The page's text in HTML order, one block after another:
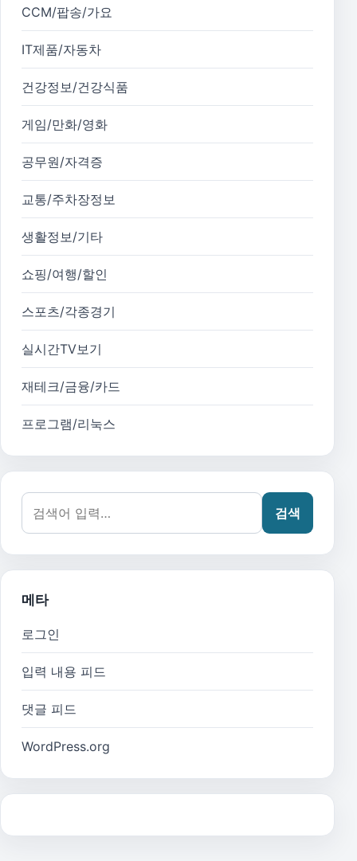
CCM/팝송/가요
IT제품/자동차
건강정보/건강식품
게임/만화/영화
공무원/자격증
교통/주차장정보
생활정보/기타
쇼핑/여행/할인
스포츠/각종경기
실시간TV보기
재테크/금융/카드
프로그램/리눅스
검색어:
검색
메타
로그인
입력 내용 피드
댓글 피드
WordPress.org